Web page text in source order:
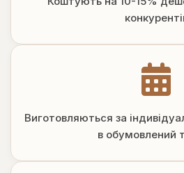
Виготовляються за
в обумовлений